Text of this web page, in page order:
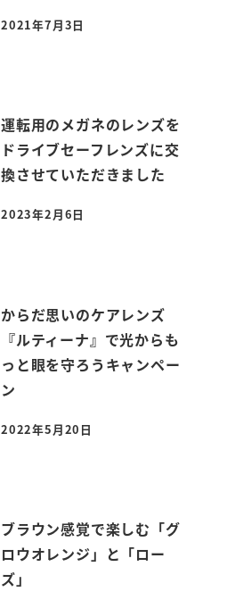
投稿日
2021年7月3日
運転用のメガネのレンズを
ドライブセーフレンズに交
換させていただきました
投稿日
2023年2月6日
からだ思いのケアレンズ
『ルティーナ』で光からも
っと眼を守ろうキャンペー
ン
投稿日
2022年5月20日
ブラウン感覚で楽しむ「グ
ロウオレンジ」と「ロー
ズ」